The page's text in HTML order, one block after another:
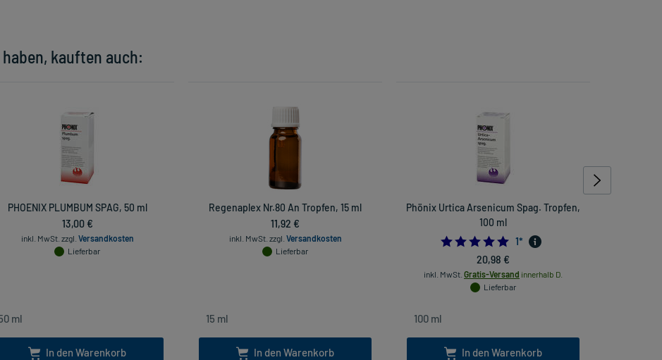
kauften auch:
PHOENIX PLUMBUM SPAG, 50 ml
13,00 €
inkl. MwSt. zzgl. Versandkosten
Lieferbar
In den Warenkorb
Regenaplex Nr.80 An Tropfen, 15 ml
11,92 €
inkl. MwSt. zzgl. Versandkosten
Lieferbar
In den Warenkorb
Phönix Urtica Arsenicum Spag. Tropfen,
100 ml
5.0
1*
20,98 €
inkl. MwSt. Gratis-Versand innerhalb D.
Lieferbar
In den Warenkorb